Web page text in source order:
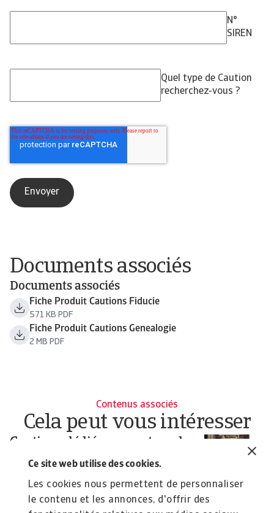
Ce site web utilise des cookies.
Les cookies nous permettent de personnaliser
le contenu et les annonces, d'offrir des
N°
SIREN
Quel type de Caution
recherchez-vous ?
Documents associés
Documents associés
Fiche Produit Cautions Fiducie
571 KB PDF
Fiche Produit Cautions Genealogie
2 MB PDF
Contenus associés
Cela peut vous intéresser
Cautions dédiées au secteur du
travail temporaire
garanties financières rapides et conformes aux ...